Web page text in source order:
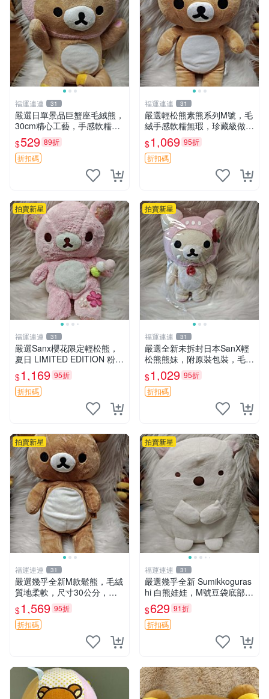
福運連連 31
嚴選日單景品巨蟹座毛絨熊，
30cm精心工藝，手感軟糯推
薦收藏送人 巨蟹座 毛絨玩具
精緻做工
$529 89折
折扣碼
福運連連 31
嚴選輕松熊素熊系列M號，毛
絨手感軟糯無瑕，珍藏級做工
推薦收藏，尺寸35cm清晰可
見。中古毛絨、收藏精品、毛
絨玩具
$1,069 95折
折扣碼
拍賣新星
福運連連 31
嚴選Sanx櫻花限定輕松熊，
夏日 LIMITED EDITION 粉色
毛絨熊，背有拉鏈設計，肚內
填充豆袋，精致工藝呈現，狀
態如新，適合收藏與送人 櫻
$1,169 95折
折扣碼
拍賣新星
福運連連 31
嚴選全新未拆封日本SanX輕
松熊熊妹，附原裝包裝，毛絨
質地極佳，細膩可愛，推薦收
藏兼送禮，適合女性好友或家
人，限量釋出。鬆熊、熊玩
$1,029 95折
折扣碼
拍賣新星
福運連連 31
嚴選幾乎全新M款鬆熊，毛絨
質地柔軟，尺寸30公分，做
工精緻可愛，適合收藏或贈送
親友。中古使用痕跡，手感依
然優良。 鬆熊 嬰熊 毛玩偶
$1,569 95折
折扣碼
拍賣新星
福運連連 31
嚴選幾乎全新 Sumikkoguras
hi 白熊娃娃，M號豆袋底部，
穩固不易倒，毛絨布標附贈，
極致軟糯手感，精工細作值得
典藏，尺寸24cm，收藏佳品
$629 91折
折扣碼